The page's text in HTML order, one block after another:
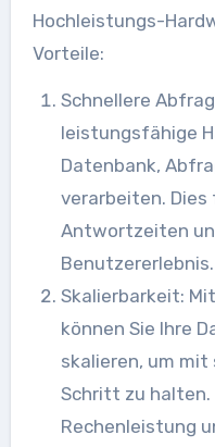
Hochleistungs-
Vorteile:
Schnellere
leistungsfähige
Datenbank,
verarbeiten.
Antwortzeiten
Benutzererlebnis.
Skalierbarkeit:
können Sie Ihre
skalieren, um
Schritt zu halten.
Rechenleistung